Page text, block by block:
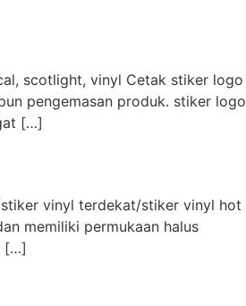
scotlight, vinyl Cetak stiker logo
pengemasan produk. stiker logo
[…]
vinyl terdekat/stiker vinyl hot
memiliki permukaan halus
[…]